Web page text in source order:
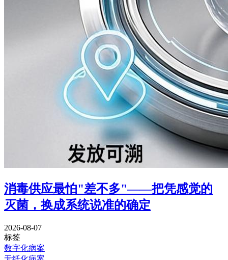
消毒供应最怕"差不多"——把凭感觉的
灭菌，换成系统说准的确定
2026-08-07
标签
数字化病案